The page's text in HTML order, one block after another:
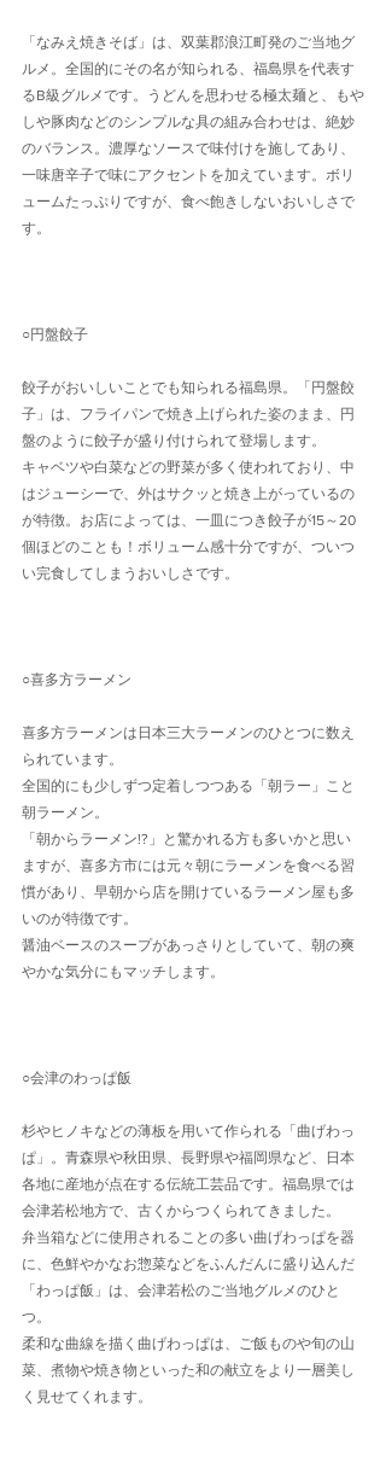
「なみえ焼きそば」は、双葉郡浪江町発のご当地グ
ルメ。全国的にその名が知られる、福島県を代表す
るB級グルメです。うどんを思わせる極太麺と、もや
しや豚肉などのシンプルな具の組み合わせは、絶妙
のバランス。濃厚なソースで味付けを施してあり、
一味唐辛子で味にアクセントを加えています。ボリ
ュームたっぷりですが、食べ飽きしないおいしさで
す。
○円盤餃子
餃子がおいしいことでも知られる福島県。「円盤餃
子」は、フライパンで焼き上げられた姿のまま、円
盤のように餃子が盛り付けられて登場します。
キャベツや白菜などの野菜が多く使われており、中
はジューシーで、外はサクッと焼き上がっているの
が特徴。お店によっては、一皿につき餃子が15～20
個ほどのことも！ボリューム感十分ですが、ついつ
い完食してしまうおいしさです。
○喜多方ラーメン
喜多方ラーメンは日本三大ラーメンのひとつに数え
られています。
全国的にも少しずつ定着しつつある「朝ラー」こと
朝ラーメン。
「朝からラーメン!?」と驚かれる方も多いかと思い
ますが、喜多方市には元々朝にラーメンを食べる習
慣があり、早朝から店を開けているラーメン屋も多
いのが特徴です。
醤油ベースのスープがあっさりとしていて、朝の爽
やかな気分にもマッチします。
○会津のわっぱ飯
杉やヒノキなどの薄板を用いて作られる「曲げわっ
ぱ」。青森県や秋田県、長野県や福岡県など、日本
各地に産地が点在する伝統工芸品です。福島県では
会津若松地方で、古くからつくられてきました。
弁当箱などに使用されることの多い曲げわっぱを器
に、色鮮やかなお惣菜などをふんだんに盛り込んだ
「わっぱ飯」は、会津若松のご当地グルメのひと
つ。
柔和な曲線を描く曲げわっぱは、ご飯ものや旬の山
菜、煮物や焼き物といった和の献立をより一層美し
く見せてくれます。